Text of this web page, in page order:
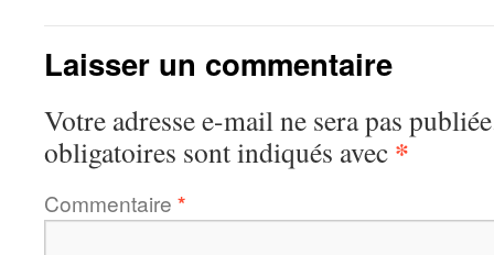
Laisser un commentaire
Votre adresse e-mail ne sera pas
obligatoires sont indiqués avec *
Commentaire *